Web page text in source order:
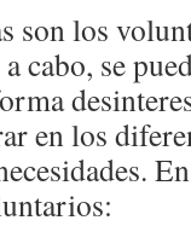
son los
cabo, se
en los